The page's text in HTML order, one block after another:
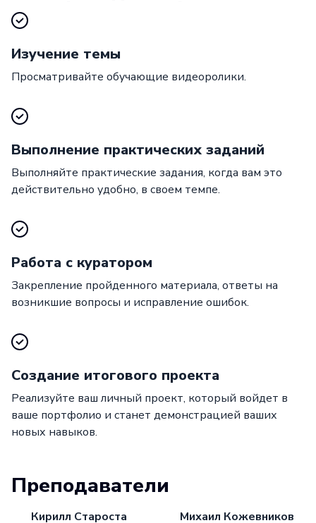
Изучение темы
Просматривайте обучающие видеоролики.
Выполнение практических заданий
Выполняйте практические задания, когда вам это
действительно удобно, в своем темпе.
Работа с куратором
Закрепление пройденного материала, ответы на
возникшие вопросы и исправление ошибок.
Создание итогового проекта
Реализуйте ваш личный проект, который войдет в
ваше портфолио и станет демонстрацией ваших
новых навыков.
Преподаватели
Кирилл Староста Михаил Кожевников